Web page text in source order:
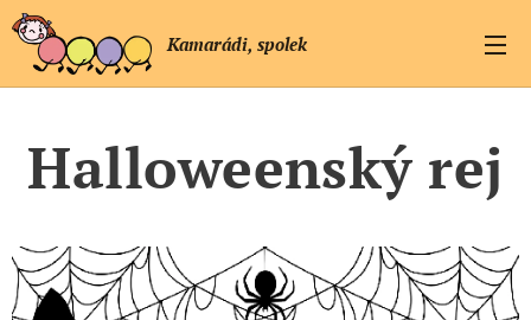
Kamarádi, spolek
Halloweenský rej